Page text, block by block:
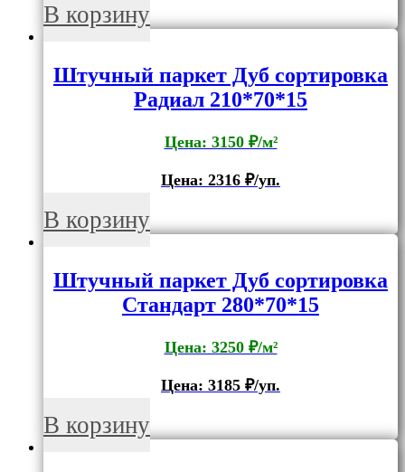
В корзину
Штучный паркет Дуб сортировка
Радиал 210*70*15
Цена: 3150 ₽/м²
Цена: 2316 ₽/уп.
В корзину
Штучный паркет Дуб сортировка
Стандарт 280*70*15
Цена: 3250 ₽/м²
Цена: 3185 ₽/уп.
В корзину